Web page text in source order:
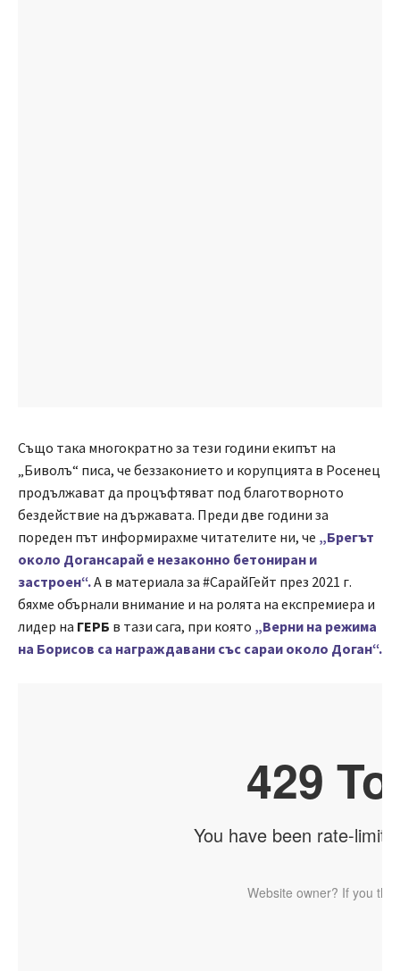
Също така многократно за тези години екипът на
„Биволъ“ писа, че беззаконието и корупцията в Росенец
продължават да процъфтяват под благотворното
бездействие на държавата. Преди две години за
пореден път информирахме читателите ни, че „Брегът
около Догансарай е незаконно бетониран и
застроен“.А в материала за #СарайГейт през 2021 г.
бяхме обърнали внимание и на ролята на експремиера и
лидер на ГЕРБ в тази сага, при която „Верни на режима
на Борисов са награждавани със сараи около Доган“.